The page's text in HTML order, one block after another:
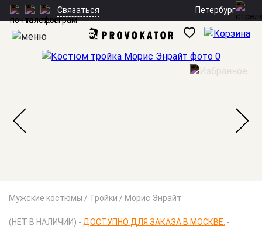
Связаться Петербург
Мужские костюмы / Тройки / Морис Энрайт
(НЕТ В НАЛИЧИИ) - ДОСТУПНО ДЛЯ ЗАКАЗА В МОСКВЕ. -